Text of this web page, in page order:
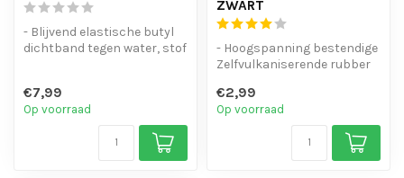
- Blijvend elastische butyl
dichtband tegen water, stof
€7,99
Op voorraad
ZWART
- Hoogspanning bestendige
Zelfvulkaniserende rubber
- Waterdicht of Lucht ...
€2,99
Op voorraad